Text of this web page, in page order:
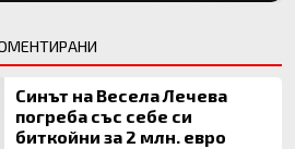
Синът на Весела Лечева
погреба със себе си
биткойни за 2 млн. евро